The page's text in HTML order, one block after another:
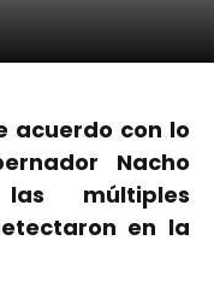
acuerdo con lo
Nacho
múltiples
en la